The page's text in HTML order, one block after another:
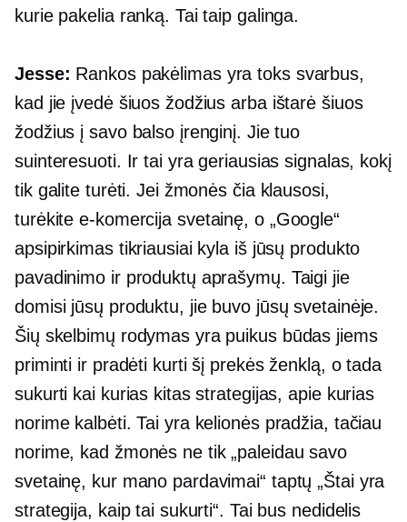
kurie pakelia ranką. Tai taip galinga.
Jesse: Rankos pakėlimas yra toks svarbus,
kad jie įvedė šiuos žodžius arba ištarė šiuos
žodžius į savo balso įrenginį. Jie tuo
suinteresuoti. Ir tai yra geriausias signalas, kokį
tik galite turėti. Jei žmonės čia klausosi,
turėkitee-komercija svetainę, o „Google“
apsipirkimas tikriausiai kyla iš jūsų produkto
pavadinimo ir produktų aprašymų. Taigi jie
domisi jūsų produktu, jie buvo jūsų svetainėje.
Šių skelbimų rodymas yra puikus būdas jiems
priminti ir pradėti kurti šį prekės ženklą, o tada
sukurti kai kurias kitas strategijas, apie kurias
norime kalbėti. Tai yra kelionės pradžia, tačiau
norime, kad žmonės ne tik „paleidau savo
svetainę, kur mano pardavimai“ taptų „Štai yra
strategija, kaip tai sukurti“. Tai bus nedidelis